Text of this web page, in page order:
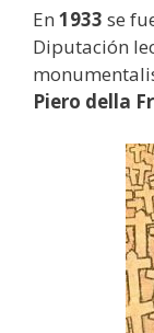
En 1933 se
Diputación
Piero della